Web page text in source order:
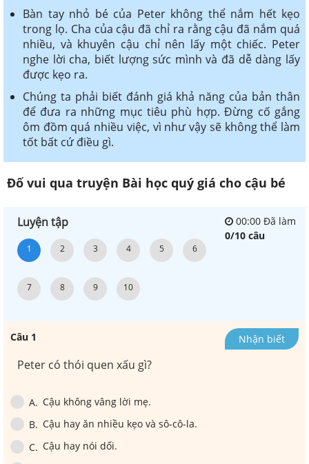
Bàn tay nhỏ bé của Peter không thể nắm hết kẹo
trong lọ. Cha của cậu đã chỉ ra rằng cậu đã nắm quá
nhiều, và khuyên cậu chỉ nên lấy một chiếc. Peter
nghe lời cha, biết lượng sức mình và đã dễ dàng lấy
được kẹo ra.
Chúng ta phải biết đánh giá khả năng của bản thân
để đưa ra những mục tiêu phù hợp. Đừng cố gắng
ôm đồm quá nhiều việc, vì như vậy sẽ không thể làm
tốt bất cứ điều gì.
Đố vui qua truyện Bài học quý giá cho cậu bé
00:00 Đã làm
0/10 câu
Luyện tập
1 2 3 4 5 6
7 8 9 10
Câu 1 Nhận biết
Peter có thói quen xấu gì?
A. Cậu không vâng lời mẹ.
B. Cậu hay ăn nhiều kẹo và sô-cô-la.
C. Cậu hay nói dối.